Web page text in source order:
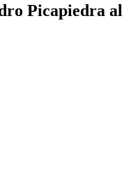
Picapiedra